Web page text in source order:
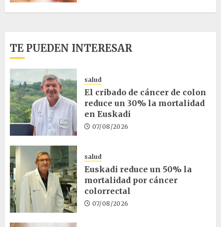
TE PUEDEN INTERESAR
salud
El cribado de cáncer de colon
reduce un 30% la mortalidad
en Euskadi
07/08/2026
salud
Euskadi reduce un 50% la
mortalidad por cáncer
colorrectal
07/08/2026